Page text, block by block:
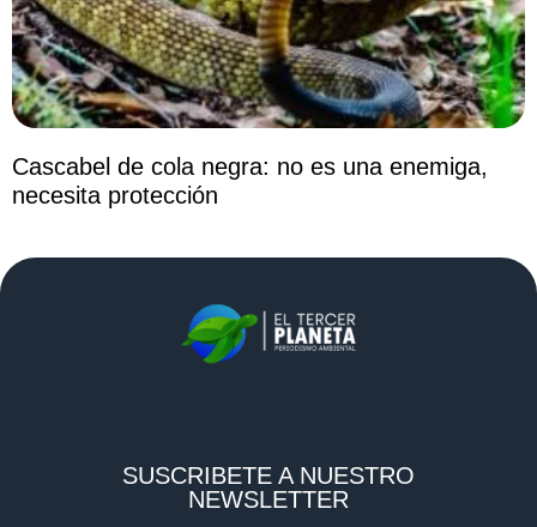
Cascabel de cola negra: no es una enemiga,
necesita protección
SUSCRIBETE A NUESTRO
NEWSLETTER